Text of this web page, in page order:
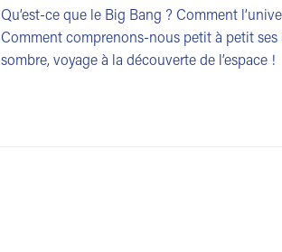
Qu’est-ce que le Big Bang ? Comment
Comment comprenons-nous petit à petit ses
sombre, voyage à la découverte de l’espace !